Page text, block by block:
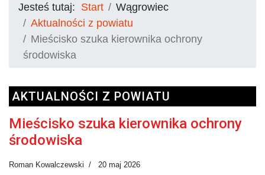
Jesteś tutaj: Start
Wągrowiec
Aktualności z powiatu
Mieścisko szuka kierownika ochrony
środowiska
AKTUALNOŚCI Z POWIATU
Mieścisko szuka kierownika ochrony
środowiska
Roman Kowalczewski 20 maj 2026